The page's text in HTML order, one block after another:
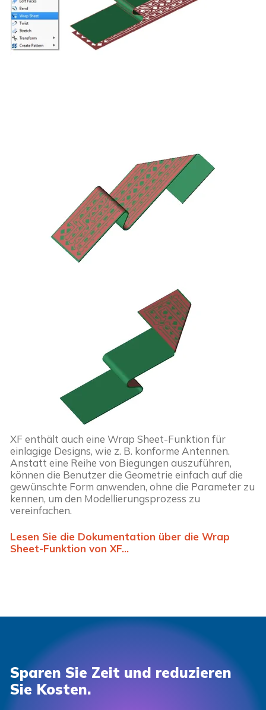
XF enthält auch eine Wrap Sheet-Funktion für
einlagige Designs, wie z. B. konforme Antennen.
Anstatt eine Reihe von Biegungen auszuführen,
können die Benutzer die Geometrie einfach auf die
gewünschte Form anwenden, ohne die Parameter zu
kennen, um den Modellierungsprozess zu
vereinfachen.
Lesen Sie die Dokumentation über die Wrap
Sheet-Funktion von XF...
Sparen Sie Zeit und reduzieren
Sie Kosten.